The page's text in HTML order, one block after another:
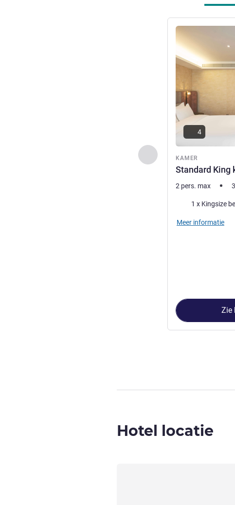
Vorige - Kamer
KAMER
Standard King
Meer informatie
4
2 pers. max
Beddengoed
1 x Kingsize
Meer informatie
Zie
Hotel locatie